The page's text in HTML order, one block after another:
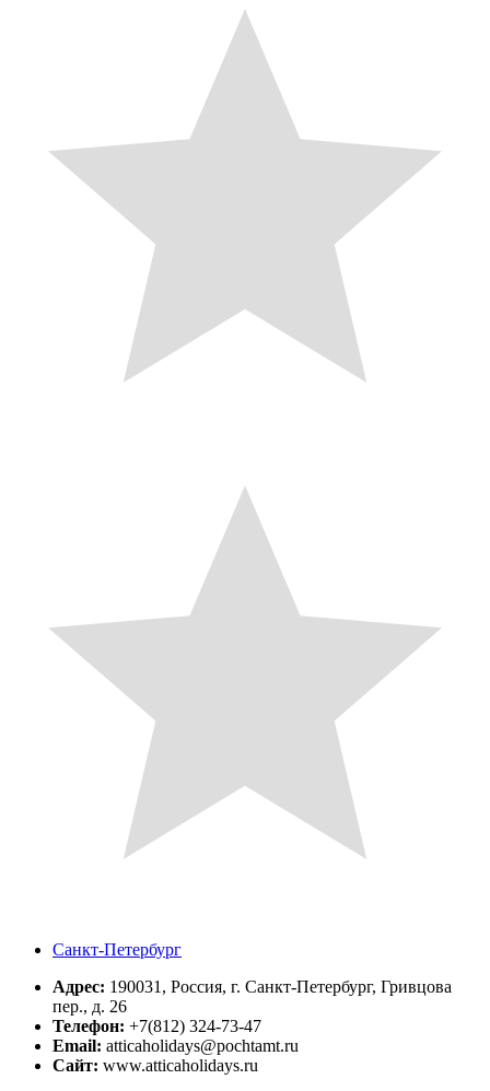
Санкт-Петербург
Адрес: 190031, Россия, г. Санкт-Петербург, Гривцова
пер., д. 26
Телефон: +7(812) 324-73-47
Email: atticaholidays@pochtamt.ru
Сайт: www.atticaholidays.ru